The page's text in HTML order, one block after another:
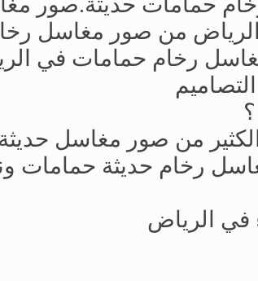
من صور مغاسل
رخام حمامات في
الكثير من صور مغاسل
رخام حديثة حمامات
في الرياض